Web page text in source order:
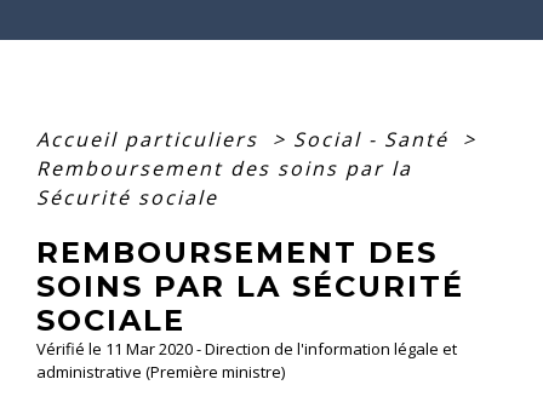
Accueil particuliers > Social - Santé
>
Remboursement des soins par la
Sécurité sociale
REMBOURSEMENT DES
SOINS PAR LA SÉCURITÉ
SOCIALE
Vérifié le 11 Mar 2020 - Direction de l'information légale et
administrative (Première ministre)